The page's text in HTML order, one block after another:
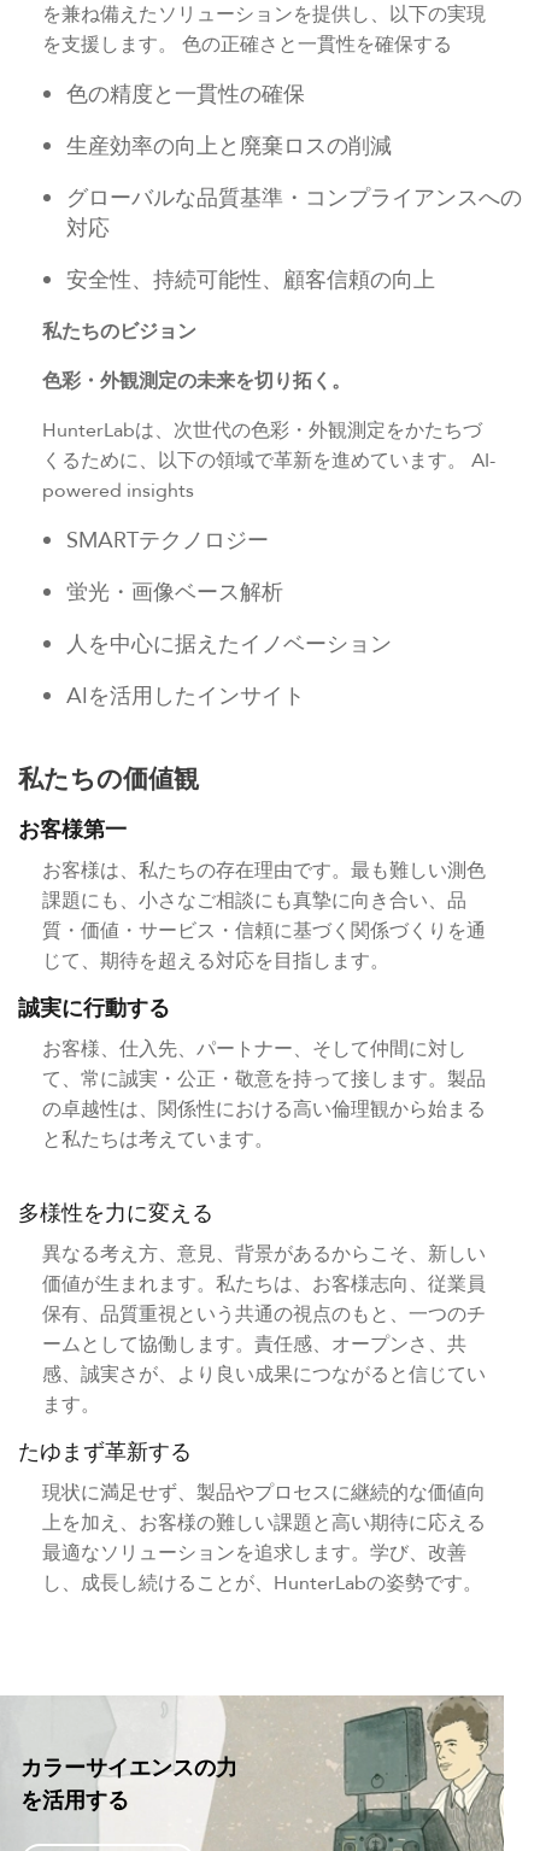
を兼ね備えたソリューションを提供し、以下の実現
を支援します。 色の正確さと一貫性を確保する
色の精度と一貫性の確保
生産効率の向上と廃棄ロスの削減
グローバルな品質基準・コンプライアンスへの
対応
安全性、持続可能性、顧客信頼の向上
私たちのビジョン
色彩・外観測定の未来を切り拓く。
HunterLabは、次世代の色彩・外観測定をかたちづ
くるために、以下の領域で革新を進めています。 AI-
powered insights
SMARTテクノロジー
蛍光・画像ベース解析
人を中心に据えたイノベーション
AIを活用したインサイト
私たちの価値観
お客様第一
お客様は、私たちの存在理由です。最も難しい測色
課題にも、小さなご相談にも真摯に向き合い、品
質・価値・サービス・信頼に基づく関係づくりを通
じて、期待を超える対応を目指します。
誠実に行動する
お客様、仕入先、パートナー、そして仲間に対し
て、常に誠実・公正・敬意を持って接します。製品
の卓越性は、関係性における高い倫理観から始まる
と私たちは考えています。
多様性を力に変える
異なる考え方、意見、背景があるからこそ、新しい
価値が生まれます。私たちは、お客様志向、従業員
保有、品質重視という共通の視点のもと、一つのチ
ームとして協働します。責任感、オープンさ、共
感、誠実さが、より良い成果につながると信じてい
ます。
たゆまず革新する
現状に満足せず、製品やプロセスに継続的な価値向
上を加え、お客様の難しい課題と高い期待に応える
最適なソリューションを追求します。学び、改善
し、成長し続けることが、HunterLabの姿勢です。
カラーサイエンスの力
を活用する